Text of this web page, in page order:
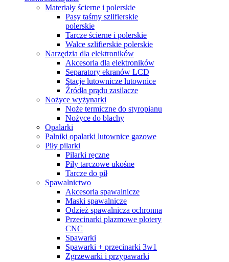
Materiały ścierne i polerskie
Pasy taśmy szlifierskie
polerskie
Tarcze ścierne i polerskie
Walce szlifierskie polerskie
Narzędzia dla elektroników
Akcesoria dla elektroników
Separatory ekranów LCD
Stacje lutownicze lutownice
Źródła prądu zasilacze
Nożyce wyżynarki
Noże termiczne do styropianu
Nożyce do blachy
Opalarki
Palniki opalarki lutownice gazowe
Piły pilarki
Pilarki ręczne
Piły tarczowe ukośne
Tarcze do pił
Spawalnictwo
Akcesoria spawalnicze
Maski spawalnicze
Odzież spawalnicza ochronna
Przecinarki plazmowe plotery
CNC
Spawarki
Spawarki + przecinarki 3w1
Zgrzewarki i przypawarki